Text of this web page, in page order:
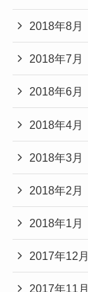
2018年8月
2018年7月
2018年6月
2018年4月
2018年3月
2018年2月
2018年1月
2017年12月
2017年11月